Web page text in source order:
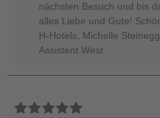
nächsten Besuch und bis
alles Liebe und Gute!
H-Hotels, Michelle
Assistent West